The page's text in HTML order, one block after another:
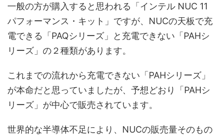
一般の方が購入すると思われる「インテル NUC 11
パフォーマンス・キット」ですが、NUCの天板で充
電できる「PAQシリーズ」と充電できない「PAHシ
リーズ」の２種類があります。
これまでの流れから充電できない「PAHシリーズ」
が本命だと思っていましたが、予想どおり「PAHシ
リーズ」が中心で販売されています。
世界的な半導体不足により、NUCの販売量そのもの